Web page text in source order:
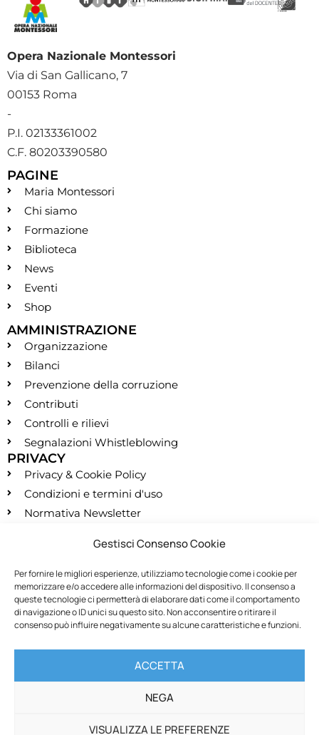
Gestisci Consenso Cookie
Per fornire le migliori esperienze, utilizziamo tecnologie come i cookie per
memorizzare e/o accedere alle informazioni del dispositivo. Il consenso a
queste tecnologie ci permetterà di elaborare dati come il comportamento
di navigazione o ID unici su questo sito. Non acconsentire o ritirare il
consenso può influire negativamente su alcune caratteristiche e funzioni.
ACCETTA
NEGA
VISUALIZZA LE PREFERENZE
Opera Nazionale Montessori
Via di San Gallicano, 7
00153 Roma
-
P.I. 02133361002
C.F. 80203390580
PAGINE
Maria Montessori
Chi siamo
Formazione
Biblioteca
News
Eventi
Shop
AMMINISTRAZIONE
Organizzazione
Bilanci
Prevenzione della corruzione
Contributi
Controlli e rilievi
Segnalazioni Whistleblowing
PRIVACY
Privacy & Cookie Policy
Condizioni e termini d'uso
Normativa Newsletter
segreteria@montessori.it
(+39) 06.584.865
(+39) 06.587.959
SOCIALS